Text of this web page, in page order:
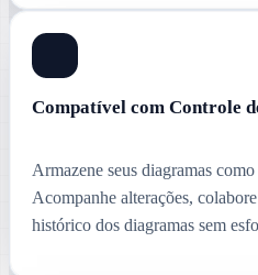
Compatível com Controle
Armazene seus diagramas
Acompanhe alterações,
histórico dos diagramas sem